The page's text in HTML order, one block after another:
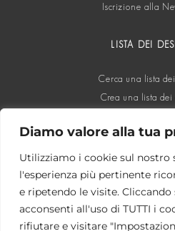
Diamo valore alla tua
Utilizziamo i cookie sul
l'esperienza più pertinente
e ripetendo le visite.
acconsenti all'uso di TUTTI i
rifiutare e visitare
Iscrizione alla
LISTA DEI
Cerca una lista
Crea una lista dei
SOCIAL